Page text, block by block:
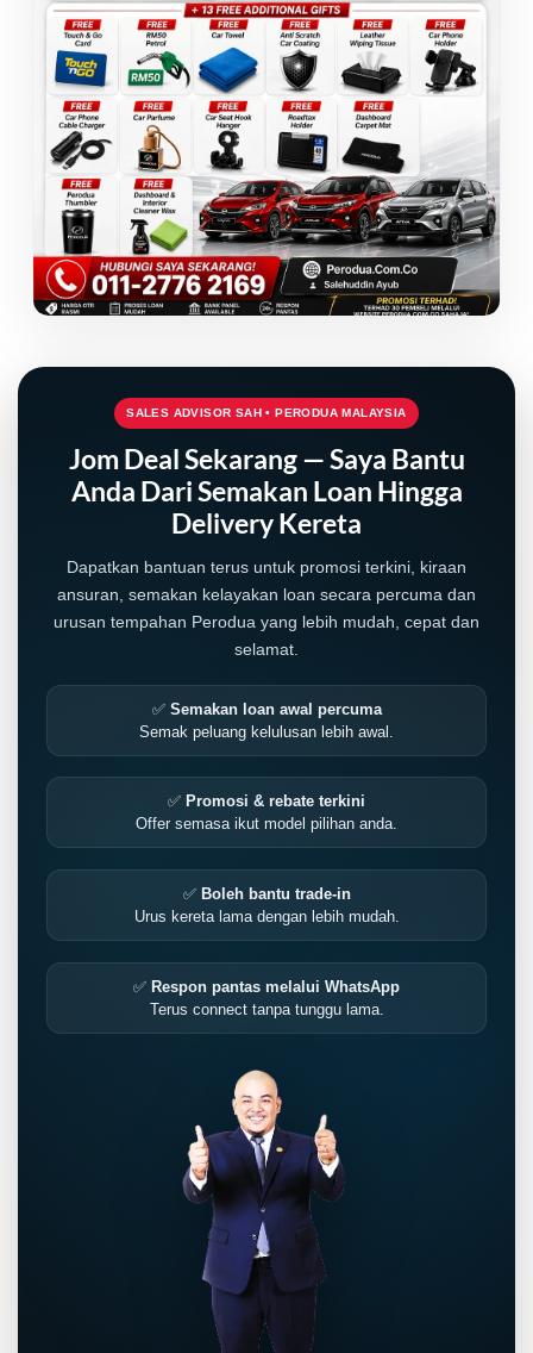
SALES ADVISOR SAH • PERODUA MALAYSIA
Jom Deal Sekarang — Saya Bantu
Anda Dari Semakan Loan Hingga
Delivery Kereta
Dapatkan bantuan terus untuk promosi terkini, kiraan
ansuran, semakan kelayakan loan secara percuma dan
urusan tempahan Perodua yang lebih mudah, cepat dan
selamat.
✅ Semakan loan awal percuma
Semak peluang kelulusan lebih awal.
✅ Promosi & rebate terkini
Offer semasa ikut model pilihan anda.
✅ Boleh bantu trade-in
Urus kereta lama dengan lebih mudah.
✅ Respon pantas melalui WhatsApp
Terus connect tanpa tunggu lama.